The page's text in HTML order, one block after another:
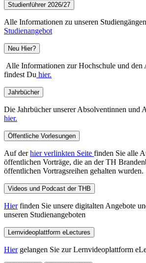
Studienführer 2026/27
Alle Informationen zu unseren
Studienangebot
Neu Hier?
Alle Informationen zur Hochschule und den
findest Du hier.
Jahrbücher
Die Jahrbücher unserer Absolventinnen und
hier.
Öffentliche Vorlesungen
Auf derhier verlinkten Seite finden Sie alle
öffentlichen Vorträge, die an der TH
öffentlichen Vortragsreihen gehalten wurden.
Videos und Podcast der THB
Hierfinden Sie unsere digitalten Angebote
unseren Studienangeboten
Lernvideoplattform eLectures
Hiergelangen Sie zur Lernvideoplattform